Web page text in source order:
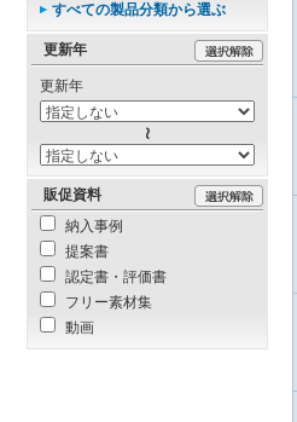
すべての製品分類から選ぶ
更新年
更新年
販促資料
納入事例
提案書
認定書・評価書
フリー素材集
動画